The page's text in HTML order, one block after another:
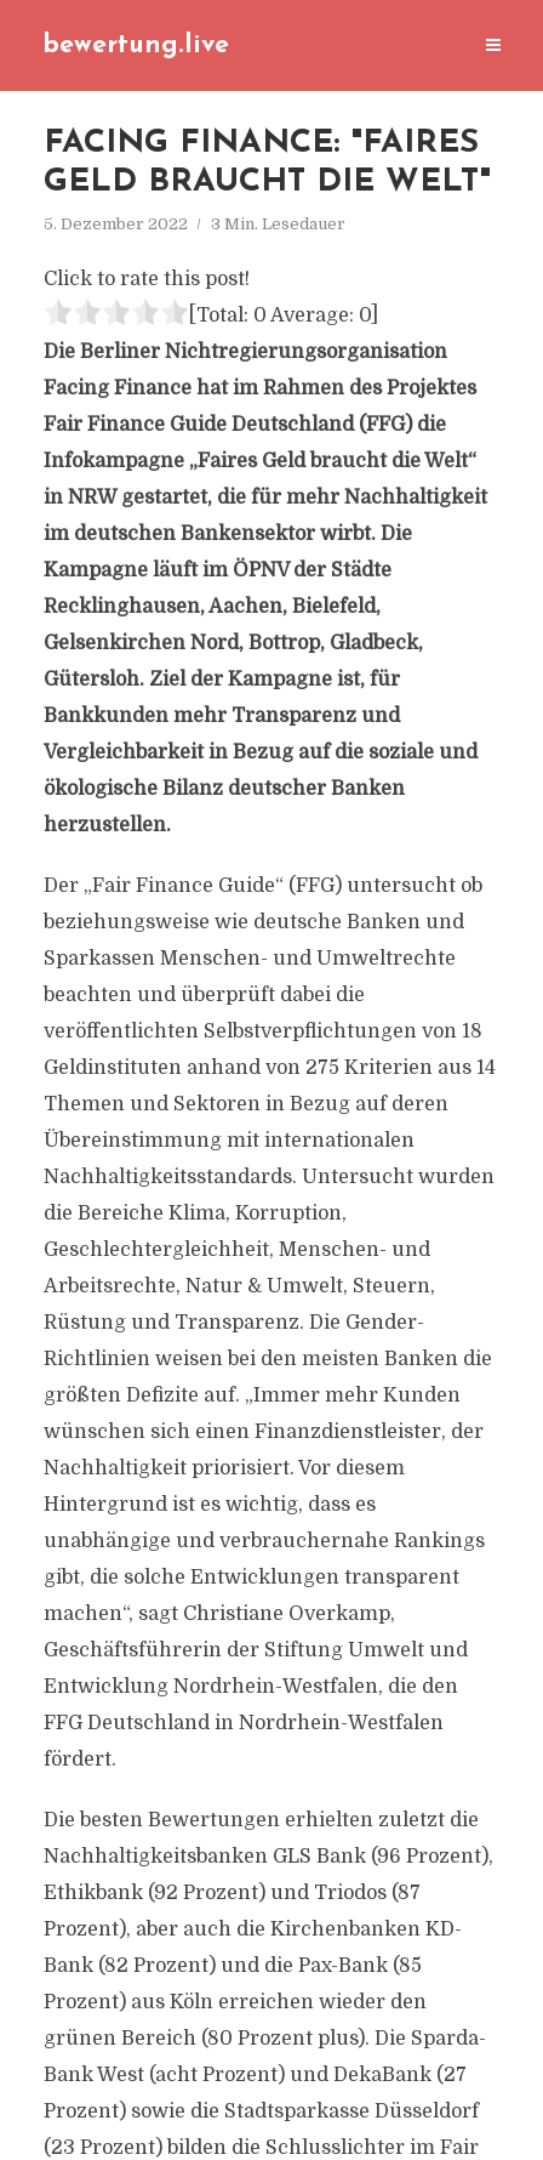
bewertung.live
FACING FINANCE: "FAIRES
GELD BRAUCHT DIE WELT"
5. Dezember 2022 3 Min. Lesedauer
Click to rate this post!
[Total: 0 Average: 0]
Die Berliner Nichtregierungsorganisation
Facing Finance hat im Rahmen des Projektes
Fair Finance Guide Deutschland (FFG) die
Infokampagne „Faires Geld braucht die Welt“
in NRW gestartet, die für mehr Nachhaltigkeit
im deutschen Bankensektor wirbt. Die
Kampagne läuft im ÖPNV der Städte
Recklinghausen, Aachen, Bielefeld,
Gelsenkirchen Nord, Bottrop, Gladbeck,
Gütersloh. Ziel der Kampagne ist, für
Bankkunden mehr Transparenz und
Vergleichbarkeit in Bezug auf die soziale und
ökologische Bilanz deutscher Banken
herzustellen.
Der „Fair Finance Guide“ (FFG) untersucht ob
beziehungsweise wie deutsche Banken und
Sparkassen Menschen- und Umweltrechte
beachten und überprüft dabei die
veröffentlichten Selbstverpflichtungen von 18
Geldinstituten anhand von 275 Kriterien aus 14
Themen und Sektoren in Bezug auf deren
Übereinstimmung mit internationalen
Nachhaltigkeitsstandards. Untersucht wurden
die Bereiche Klima, Korruption,
Geschlechtergleichheit, Menschen- und
Arbeitsrechte, Natur & Umwelt, Steuern,
Rüstung und Transparenz. Die Gender-
Richtlinien weisen bei den meisten Banken die
größten Defizite auf. „Immer mehr Kunden
wünschen sich einen Finanzdienstleister, der
Nachhaltigkeit priorisiert. Vor diesem
Hintergrund ist es wichtig, dass es
unabhängige und verbrauchernahe Rankings
gibt, die solche Entwicklungen transparent
machen“, sagt Christiane Overkamp,
Geschäftsführerin der Stiftung Umwelt und
Entwicklung Nordrhein-Westfalen, die den
FFG Deutschland in Nordrhein-Westfalen
fördert.
Die besten Bewertungen erhielten zuletzt die
Nachhaltigkeitsbanken GLS Bank (96 Prozent),
Ethikbank (92 Prozent) und Triodos (87
Prozent), aber auch die Kirchenbanken KD-
Bank (82 Prozent) und die Pax-Bank (85
Prozent) aus Köln erreichen wieder den
grünen Bereich (80 Prozent plus). Die Sparda-
Bank West (acht Prozent) und DekaBank (27
Prozent) sowie die Stadtsparkasse Düsseldorf
(23 Prozent) bilden die Schlusslichter im Fair